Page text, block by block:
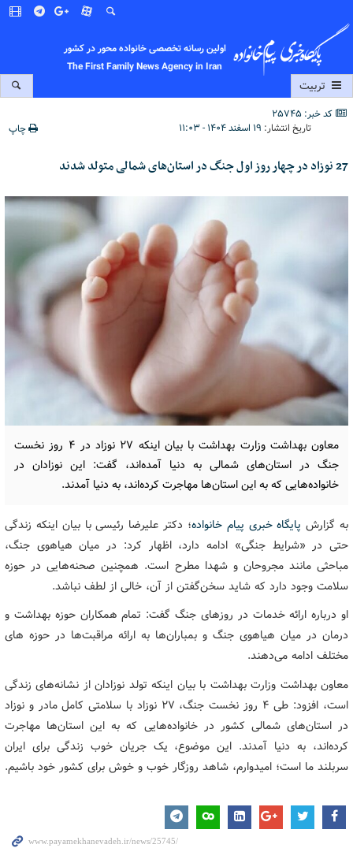
اولین رسانه تخصصی خانواده محور در کشور
The First Family News Agency in Iran
تربیت
کد خبر: 25745
تاریخ انتشار: ۱۹ اسفند ۱۴۰۴ - ۱۱:۰۳ چاپ
27 نوزاد در چهار روز اول جنگ در استان‌های شمالی متولد شدند
معاون بهداشت وزارت بهداشت با بیان اینکه ۲۷ نوزاد در ۴ روز نخست
جنگ در استان‌های شمالی به دنیا آمده‌اند، گفت: این نوزادان در
خانواده‌هایی که به این استان‌ها مهاجرت کرده‌اند، به دنیا آمدند.
به گزارش پایگاه خبری پیام خانواده؛ دکتر علیرضا رئیسی با بیان اینکه زندگی
حتی در «شرایط جنگی» ادامه دارد، اظهار کرد: در میان هیاهوی جنگ،
مباحثی مانند مجروحان و شهدا مطرح است. همچنین صحنه‌هایی در حوزه
سلامت وجود دارد که شاید سخن‌گفتن از آن، خالی از لطف نباشد.
او درباره ارائه خدمات در روزهای جنگ گفت: تمام همکاران حوزه بهداشت و
درمان در میان هیاهوی جنگ و بمباران‌ها به ارائه مراقبت‌ها در حوزه های
مختلف ادامه می‌دهند.
معاون بهداشت وزارت بهداشت با بیان اینکه تولد نوزادان از نشانه‌های زندگی
است، افزود: طی ۴ روز نخست جنگ، ۲۷ نوزاد با سلامتی کامل مادر و نوزاد
در استان‌های شمالی کشور در خانواده‌هایی که به این استان‌ها مهاجرت
کرده‌اند، به دنیا آمدند. این موضوع، یک جریان خوب زندگی برای ایران
سربلند ما است؛ امیدوارم، شاهد روزگار خوب و خوش برای کشور خود باشیم.